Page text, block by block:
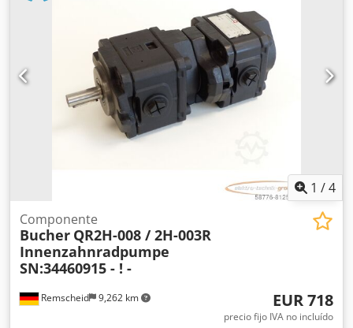
84/82/Altura 100 mm Dkedpfx Aaovwka Do Ter - Peso: 2,0
1 /4
Remscheid 9,262 km
Componente
Bucher QR2H-008 / 2H-003R
Innenzahnradpumpe
SN:34460915 - ! -
EUR 718
precio fijo IVA no incluído